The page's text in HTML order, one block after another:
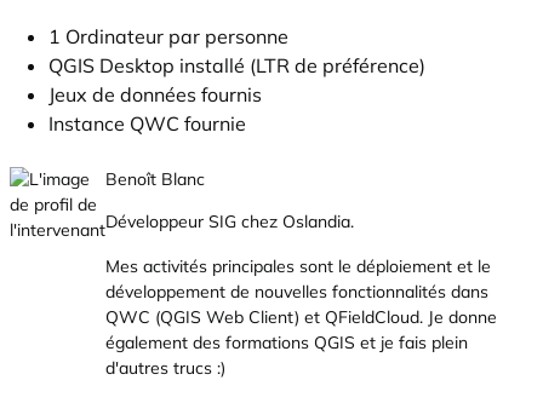
1 Ordinateur par personne
QGIS Desktop installé (LTR de préférence)
Jeux de données fournis
Instance QWC fournie
Benoît Blanc
Développeur SIG chez Oslandia.
Mes activités principales sont le déploiement et le
développement de nouvelles fonctionnalités dans
QWC (QGIS Web Client) et QFieldCloud. Je donne
également des formations QGIS et je fais plein
d'autres trucs :)